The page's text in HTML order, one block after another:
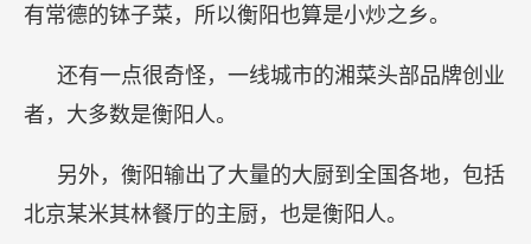
有常德的钵子菜，所以衡阳也算是小炒之乡。
还有一点很奇怪，一线城市的湘菜头部品牌创业
者，大多数是衡阳人。
另外，衡阳输出了大量的大厨到全国各地，包括
北京某米其林餐厅的主厨，也是衡阳人。